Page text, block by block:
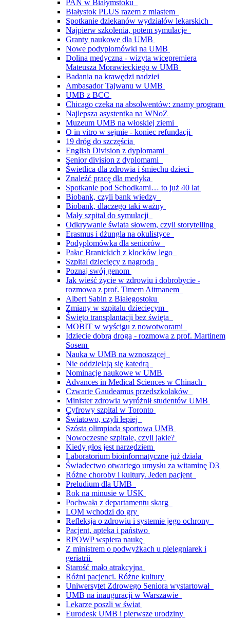
PAN w Białymstoku
Białystok PLUS razem z miastem
Spotkanie dziekanów wydziałów lekarskich
Najpierw szkolenia, potem symulacje
Granty naukowe dla UMB
Nowe podyplomówki na UMB
Dolina medyczna - wizyta wicepremiera
Mateusza Morawieckiego w UMB
Badania na krawędzi nadziei
Ambasador Tajwanu w UMB
UMB z BCC
Chicago czeka na absolwentów: znamy program
Najlepsza asystentka na WNoZ
Muzeum UMB na włoskiej ziemi
O in vitro w sejmie - koniec refundacji
19 dróg do szczęścia
English Division z dyplomami
Senior division z dyplomami
Świetlica dla zdrowia i śmiechu dzieci
Znaleźć pracę dla medyka
Spotkanie pod Schodkami… to już 40 lat
Biobank, czyli bank wiedzy
Biobank, dlaczego taki ważny
Mały szpital do symulacji
Odkrywanie świata słowem, czyli storytelling
Erasmus i dżungla na okulistyce
Podyplomówka dla seniorów
Pałac Branickich z klocków lego
Szpital dziecięcy z nagrodą
Poznaj swój genom
Jak wieść życie w zdrowiu i dobrobycie -
rozmowa z prof. Timem Aitmanem
Albert Sabin z Białegostoku
Zmiany w szpitalu dziecięcym
Święto transplantacji bez święta
MOBIT w wyścigu z nowotworami
Idziecie dobrą drogą - rozmowa z prof. Martinem
Sosem
Nauka w UMB na wznoszącej
Nie oddzielają się katedrą
Nominacje naukowe w UMB
Advances in Medical Sciences w Chinach
Czwarte Gaudeamus przedszkolaków
Minister zdrowia wyróżnił studentów UMB
Cyfrowy szpital w Toronto
Światowo, czyli lepiej
Szósta olimpiada sportowa UMB
Nowoczesne szpitale, czyli jakie?
Kiedy głos jest narzędziem
Laboratorium bioinformatyczne już działa
Świadectwo otwartego umysłu za witaminę D3
Różne choroby i kultury. Jeden pacjent
Preludium dla UMB
Rok na minusie w USK
Pochwała z departamentu skarg
LOM wchodzi do gry
Refleksja o zdrowiu i systemie jego ochrony
Pacjent, apteka i państwo
RPOWP wspiera naukę
Z ministrem o podwyżkach u pielęgniarek i
geriatrii
Starość mało atrakcyjna
Różni pacjenci. Różne kultury
Uniwersytet Zdrowego Seniora wystartował
UMB na inauguracji w Warszawie
Lekarze poszli w świat
Eurodesk UMB i pierwsze urodziny